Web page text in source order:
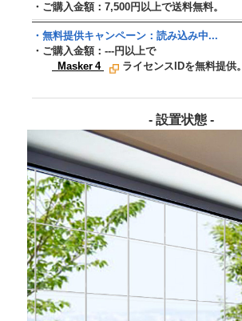
・ご購入金額：7,500円以上で送料無料。
・無料提供キャンペーン： 読み込み中...
・ご購入金額： ---円以上で
Masker 4
ライセンスIDを無料提供。
- 設置状態 -